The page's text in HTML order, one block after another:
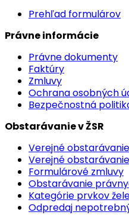
Prehľad formulárov
Právne informácie
Právne dokumenty
Faktúry
Zmluvy
Ochrana osobných
Bezpečnostná
Obstarávanie v ŽSR
Verejné obstarávanie
Verejné
Formulárové zmluvy
Obstarávanie
Kategórie prvkov
Odpredaj